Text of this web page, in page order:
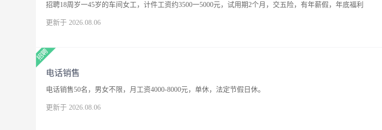
招聘18周岁一45岁的车间女工，计件工资约3500一5000元，试用期2个月，交五险，有年薪假，年底福利
更新于 2026.08.06
电话销售
电话销售50名，男女不限，月工资4000-8000元，单休，法定节假日休。
更新于 2026.08.06